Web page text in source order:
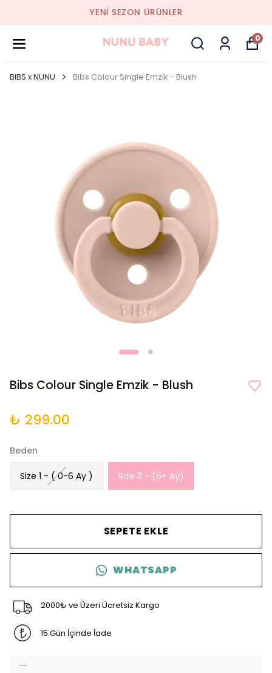
YENI SEZON ÜRÜNLER
0
BIBS x NUNU Bibs Colour Single Emzik - Blush
Bibs Colour Single Emzik - Blush
₺ 299.00
Beden
Size 1 - ( 0-6 Ay ) Size 2 - (6+ Ay)
SEPETE EKLE
WHATSAPP
2000₺ ve Üzeri Ücretsiz Kargo
15 Gün İçinde İade